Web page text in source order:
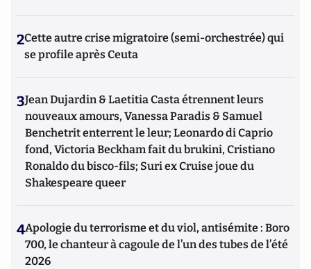
2Cette autre crise migratoire (semi-orchestrée) qui
se profile après Ceuta
3Jean Dujardin & Laetitia Casta étrennent leurs
nouveaux amours, Vanessa Paradis & Samuel
Benchetrit enterrent le leur; Leonardo di Caprio
fond, Victoria Beckham fait du brukini, Cristiano
Ronaldo du bisco-fils; Suri ex Cruise joue du
Shakespeare queer
4Apologie du terrorisme et du viol, antisémite : Boro
700, le chanteur à cagoule de l’un des tubes de l’été
2026